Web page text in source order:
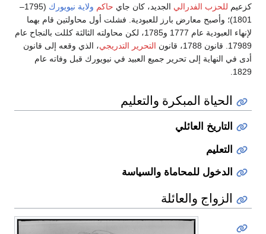
كزعيم للحزب الفدرالي الجديد، كان جاي حاكم ولاية نيويورك
(1795–
1801)؛ وأصبح معارض بارز للعبودية. فشلت أول محاولتين قام بهما
لإنهاء العبودية عام 1777 و1785، لكن محاولته الثالثة كللت بالنجاح عام
17989. قانون 1788، قانون
التحرير التدريجي، الذي وقعه إلى قانون
أدى في النهاية إلى تحرير جميع العبيد في نيويورك قبل وفاته عام
1829.
الحياة المبكرة والتعليم
التاريخ العائلي
التعليم
الدخول للمحاماة والسياسة
الزواج والعائلة